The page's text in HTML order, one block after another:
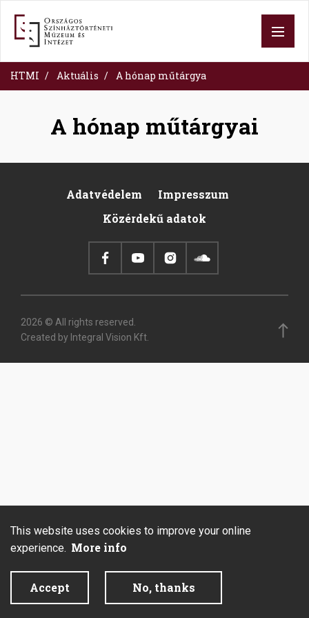
content
HTMI Aktuális A hónap műtárgya
A hónap műtárgyai
Footer
Adatvédelem
Impresszum
Közérdekű adatok
2026 © All rights reserved.
Created by Integral Vision Kft.
This website uses cookies to improve your online
experience. More info
Accept No, thanks